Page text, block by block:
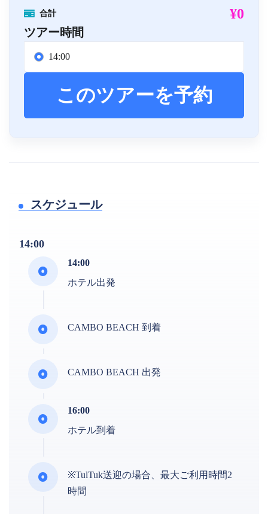
合計 ¥0
ツアー時間
14:00
このツアーを予約
スケジュール
14:00
14:00
ホテル出発
CAMBO BEACH 到着
CAMBO BEACH 出発
16:00
ホテル到着
※TulTuk送迎の場合、最大ご利用時間2
時間